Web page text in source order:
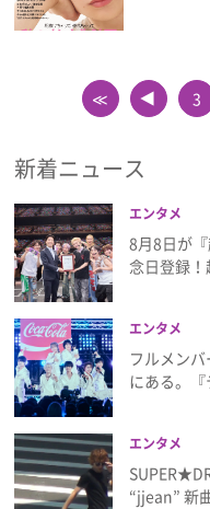
≪ ▲ 3
新着ニュース
エンタメ
8月8日が
念日登録
エンタメ
フルメン
にある。
エンタメ
“jjean” 新